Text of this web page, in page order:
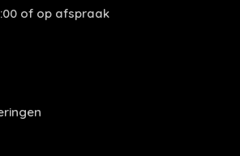
of op afspraak